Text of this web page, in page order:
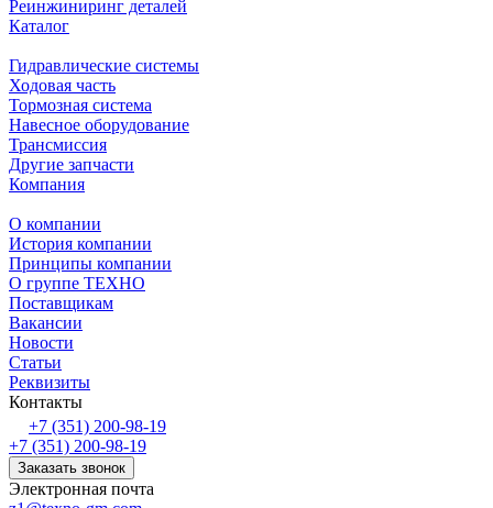
Реинжиниринг деталей
Каталог
Гидравлические системы
Ходовая часть
Тормозная система
Навесное оборудование
Трансмиссия
Другие запчасти
Компания
О компании
История компании
Принципы компании
О группе ТЕХНО
Поставщикам
Вакансии
Новости
Статьи
Реквизиты
Контакты
+7 (351) 200-98-19
+7 (351) 200-98-19
Заказать звонок
Электронная почта